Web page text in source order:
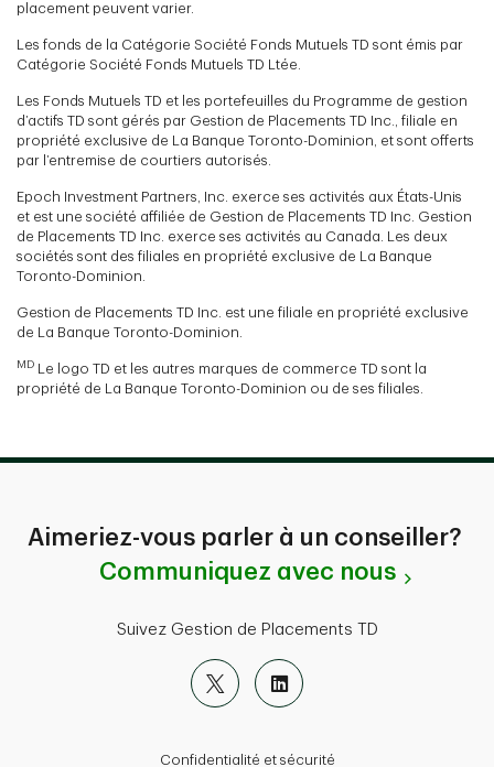
placement peuvent varier.
Les fonds de la Catégorie Société Fonds Mutuels TD sont émis par
Catégorie Société Fonds Mutuels TD Ltée.
Les Fonds Mutuels TD et les portefeuilles du Programme de gestion
d’actifs TD sont gérés par Gestion de Placements TD Inc., filiale en
propriété exclusive de La Banque Toronto-Dominion, et sont offerts
par l’entremise de courtiers autorisés.
Epoch Investment Partners, Inc. exerce ses activités aux États-Unis
et est une société affiliée de Gestion de Placements TD Inc. Gestion
de Placements TD Inc. exerce ses activités au Canada. Les deux
sociétés sont des filiales en propriété exclusive de La Banque
Toronto-Dominion.
Gestion de Placements TD Inc. est une filiale en propriété exclusive
de La Banque Toronto-Dominion.
MD
Le logo TD et les autres marques de commerce TD sont la
propriété de La Banque Toronto-Dominion ou de ses filiales.
Aimeriez-vous parler à un conseiller?
Communiquez avec nous
Suivez Gestion de Placements TD
Confidentialité et sécurité